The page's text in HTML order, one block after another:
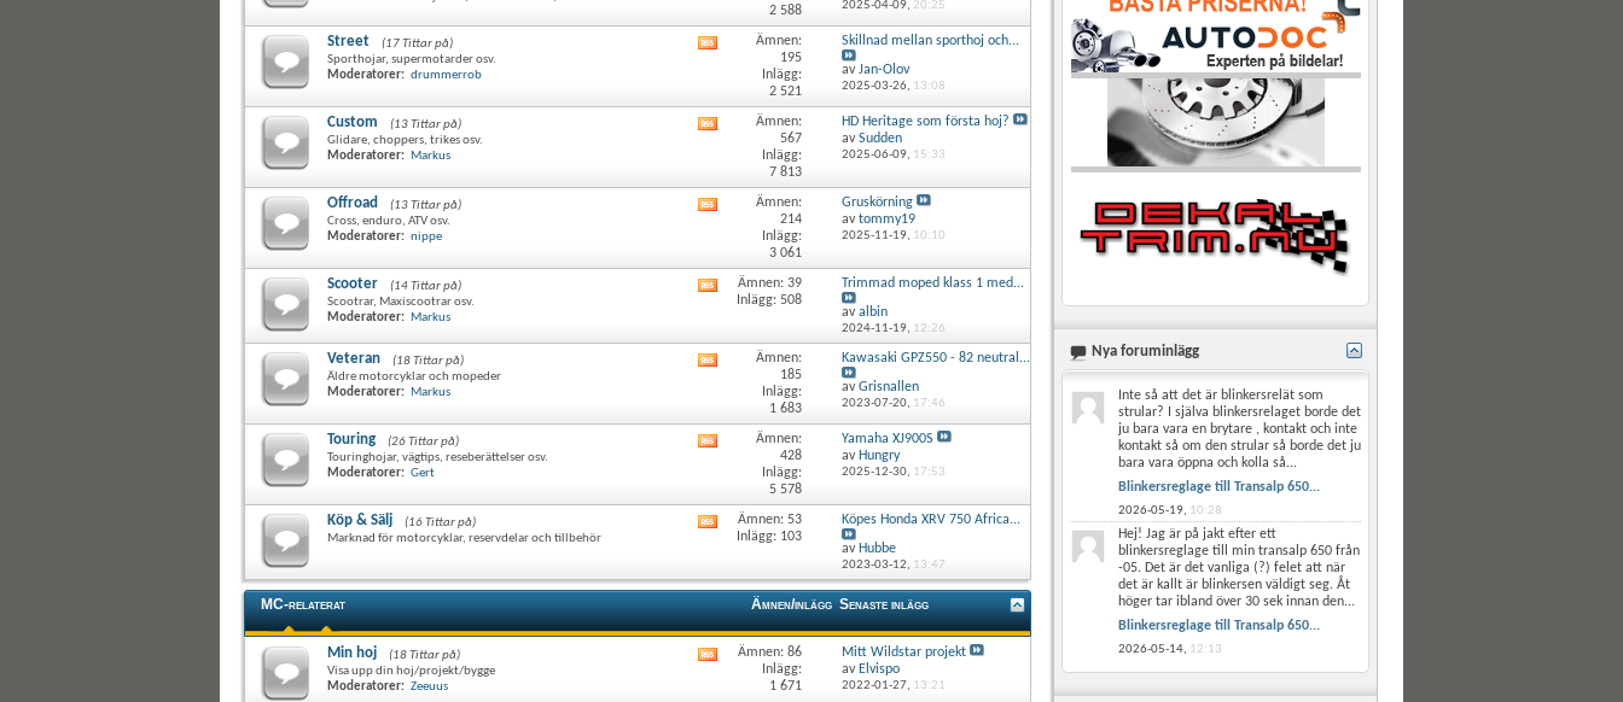
forumets2 588
2025-04-09, 20:25
Street
(17 Tittar på)
Sporthojar, supermotarder osv.
Moderatorer: drummerrob
forumets
Ämnen:
195
Inlägg:
2 521
Skillnad mellan sporthoj och...
avJan-Olov
2025-03-26, 13:08
Custom
(13 Tittar på)
Glidare, choppers, trikes osv.
Moderatorer: Markus
forumets
Ämnen:
567
Inlägg:
7 813
HD Heritage som första hoj?
avSudden
2025-06-09, 15:33
Offroad
(13 Tittar på)
Cross, enduro, ATV osv.
Moderatorer: nippe
forumets
RSS-
flöde
Ämnen:
214
Inlägg:
3 061
Gruskörning
avtommy19
2025-11-19, 10:10
Scooter
(14 Tittar på)
Scootrar, Maxiscootrar osv.
Moderatorer: Markus
Visa
det
forumets
Ämnen: 39
Inlägg: 508
Trimmad moped klass 1 med...
avalbin
2024-11-19, 12:26
Veteran
(18 Tittar på)
Äldre motorcyklar och mopeder
Moderatorer: Markus
forumets
Ämnen:
185
Inlägg:
1 683
Kawasaki GPZ550 - 82 neutral...
avGrisnallen
2023-07-20, 17:46
Touring
(26 Tittar på)
Touringhojar, vägtips, reseberättelser osv.
Moderatorer: Gert
forumets
RSS-
flöde
Ämnen:
428
Inlägg:
5 578
Yamaha XJ900S
av Hungry
2025-12-30, 17:53
Köp & Sälj
(16 Tittar på)
Marknad för motorcyklar, reservdelar och tillbehör
Visa
det
forumets
RSS-
flöde
Ämnen: 53
Inlägg: 103
Köpes Honda XRV 750 Africa...
av Hubbe
2023-03-12, 13:47
MC-relaterat Ämnen/inlägg Senaste inlägg
Min hoj
(18 Tittar på)
Visa upp din hoj/projekt/bygge
Moderatorer: Zeeuus
VisaÄmnen: 86
Inlägg:
1 671
Mitt Wildstar projekt
av Elvispo
2022-01-27, 13:21
Nya foruminlägg
Inte så att det är blinkersrelät som
strular? I själva blinkersrelaget borde det
ju bara vara en brytare , kontakt och inte
kontakt så om den strular så borde det ju
bara vara öppna och kolla så...
Blinkersreglage till Transalp 650...
2026-05-19, 10:28
Hej! Jag är på jakt efter ett
blinkersreglage till min transalp 650 från
-05. Det är det vanliga (?) felet att när
det är kallt är blinkersen väldigt seg. Åt
höger tar ibland över 30 sek innan den...
Blinkersreglage till Transalp 650...
2026-05-14, 12:13